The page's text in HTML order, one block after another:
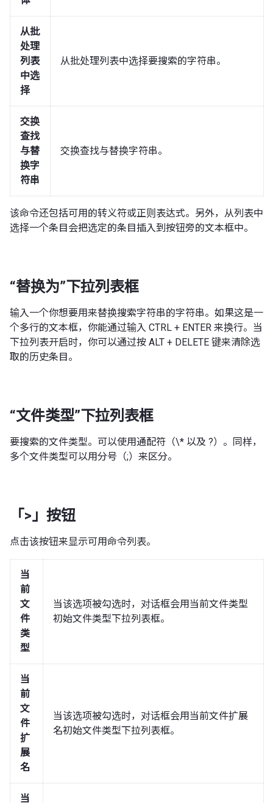
从批
处理
列表
中选
择
从批处理列表中选择要搜索的字符串。
交换
查找
与替
换字
符串
交换查找与替换字符串。
该命令还包括可用的转义符或正则表达式。另外，从列表中
选择一个条目会把选定的条目插入到按钮旁的文本框中。
“替换为”下拉列表框
输入一个你想要用来替换搜索字符串的字符串。如果这是一
个多行的文本框，你能通过输入 CTRL + ENTER 来换行。当
下拉列表开启时，你可以通过按 ALT + DELETE 键来清除选
取的历史条目。
“文件类型”下拉列表框
要搜索的文件类型。可以使用通配符（\* 以及 ?）。同样，
多个文件类型可以用分号（;）来区分。
「>」按钮
点击该按钮来显示可用命令列表。
当
前
文
件
类
型
当该选项被勾选时，对话框会用当前文件类型
初始文件类型下拉列表框。
当
前
文
件
扩
展
名
当该选项被勾选时，对话框会用当前文件扩展
名初始文件类型下拉列表框。
当